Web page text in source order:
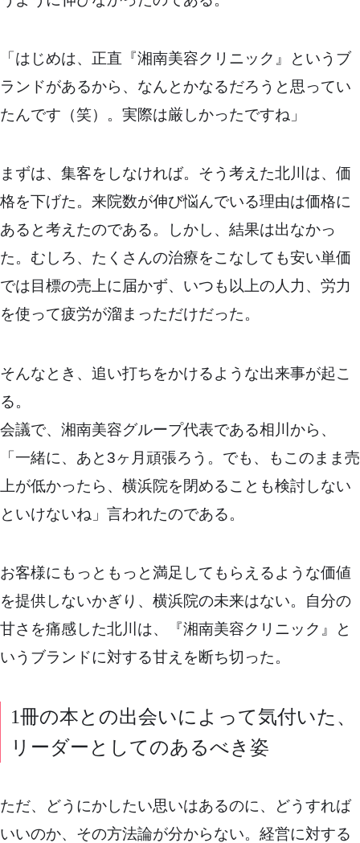
「はじめは、正直『湘南美容クリニック』というブ
ランドがあるから、なんとかなるだろうと思ってい
たんです（笑）。実際は厳しかったですね」
まずは、集客をしなければ。そう考えた北川は、価
格を下げた。来院数が伸び悩んでいる理由は価格に
あると考えたのである。しかし、結果は出なかっ
た。むしろ、たくさんの治療をこなしても安い単価
では目標の売上に届かず、いつも以上の人力、労力
を使って疲労が溜まっただけだった。
そんなとき、追い打ちをかけるような出来事が起こ
る。
会議で、湘南美容グループ代表である相川から、
「一緒に、あと3ヶ月頑張ろう。でも、もこのまま売
上が低かったら、横浜院を閉めることも検討しない
といけないね」言われたのである。
お客様にもっともっと満足してもらえるような価値
を提供しないかぎり、横浜院の未来はない。自分の
甘さを痛感した北川は、『湘南美容クリニック』と
いうブランドに対する甘えを断ち切った。
1冊の本との出会いによって気付いた、
リーダーとしてのあるべき姿
ただ、どうにかしたい思いはあるのに、どうすれば
いいのか、その方法論が分からない。経営に対する